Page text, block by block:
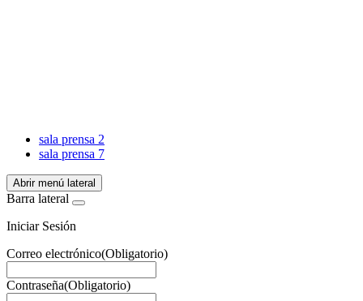
WhatsApp
sala prensa 2
sala prensa 7
Abrir menú lateral
Barra lateral
Iniciar Sesión
Correo electrónico(Obligatorio)
Contraseña(Obligatorio)